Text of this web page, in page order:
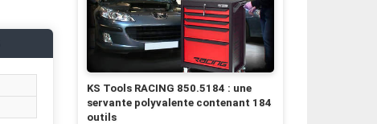
KS Tools RACING 850.5184 : une
servante polyvalente contenant 184
outils